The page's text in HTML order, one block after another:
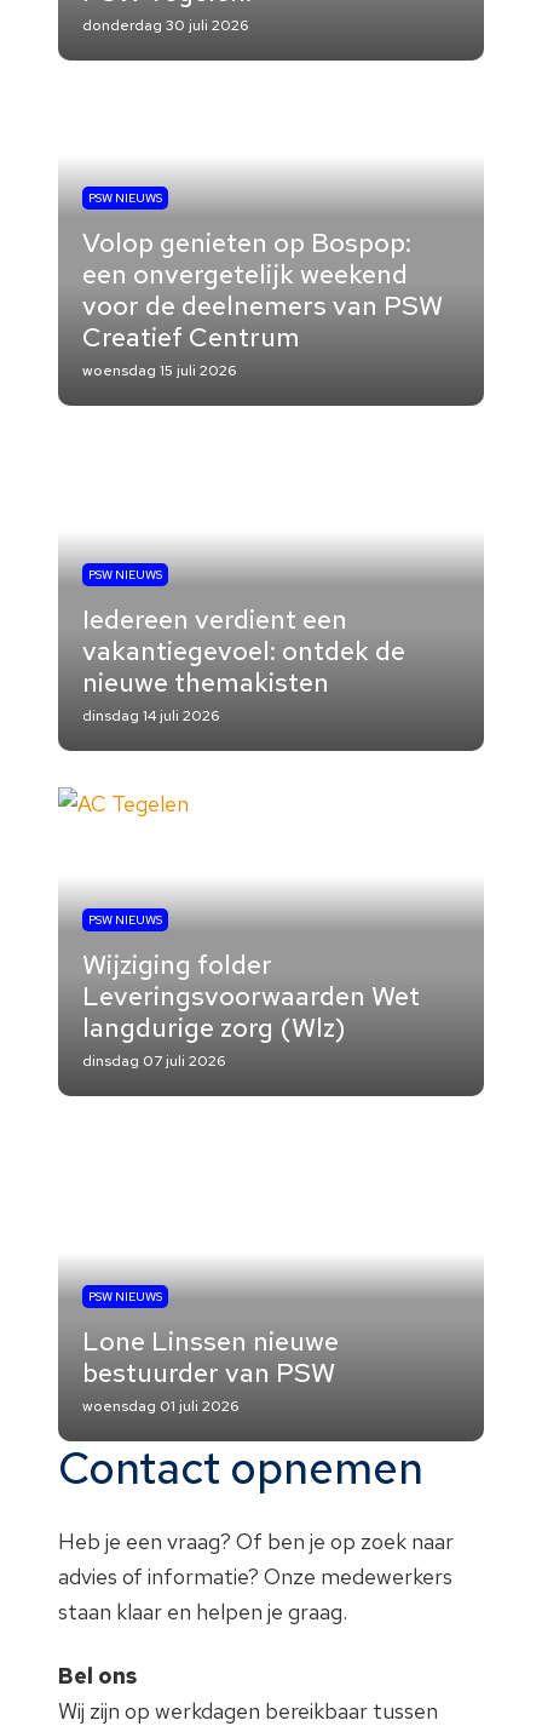
donderdag 30 juli 2026
PSW NIEUWS
Volop genieten op Bospop:
een onvergetelijk weekend
voor de deelnemers van PSW
Creatief Centrum
woensdag 15 juli 2026
PSW NIEUWS
Iedereen verdient een
vakantiegevoel: ontdek de
nieuwe themakisten
dinsdag 14 juli 2026
PSW NIEUWS
Wijziging folder
Leveringsvoorwaarden Wet
langdurige zorg (Wlz)
dinsdag 07 juli 2026
PSW NIEUWS
Lone Linssen nieuwe
bestuurder van PSW
woensdag 01 juli 2026
Contact opnemen
Heb je een vraag? Of ben je op zoek naar
advies of informatie? Onze medewerkers
staan klaar en helpen je graag.
Bel ons
Wij zijn op werkdagen bereikbaar tussen